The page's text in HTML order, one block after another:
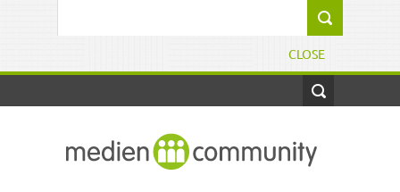
CLOSE